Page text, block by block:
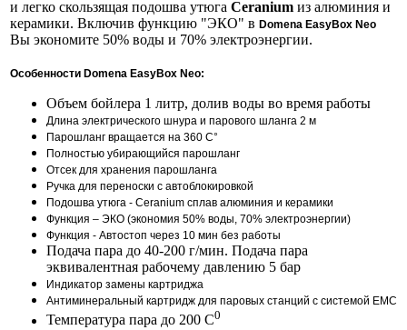
и легко скользящая подошва утюга Ceranium из алюминия и
керамики. Включив функцию "ЭКО" в Domena ЕasyBox Neo
Вы экономите 50% воды и 70% электроэнергии.
Особенности Domena EasyBox Neo:
Объем бойлера 1 литр, долив воды во время работы
Длина электрического шнура и парового шланга 2 м
Парошланг вращается на 360 С°
Полностью убирающийся парошланг
Отсек для хранения парошланга
Ручка для переноски с автоблокировкой
Подошва утюга - Ceranium сплав алюминия и керамики
Функция – ЭКО (экономия 50% воды, 70% электроэнергии)
Функция - Автостоп через 10 мин без работы
Подача пара до 40-200 г/мин. Подача пара
эквивалентная рабочему давлению 5 бар
Индикатор замены картриджа
Антиминеральный картридж для паровых станций с системой ЕМС
Температура пара до 200 C0